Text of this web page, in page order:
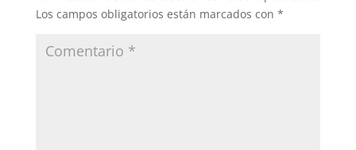
Los campos obligatorios están marcados con *